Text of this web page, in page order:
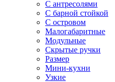
С антресолями
С барной стойкой
С островом
Малогабаритные
Модульные
Скрытые ручки
Размер
Мини-кухни
Узкие